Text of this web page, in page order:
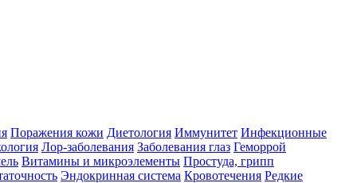
Поражения кожи Диетология Иммунитет Инфекционные
Лор-заболевания Заболевания глаз Геморрой
Витамины и микроэлементы Простуда, грипп
Эндокринная система Кровотечения Редкие